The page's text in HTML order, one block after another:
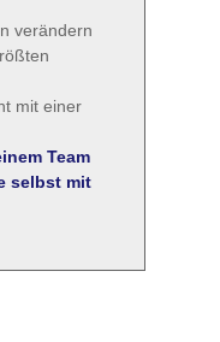
verändern
mit einer
Team
selbst mit